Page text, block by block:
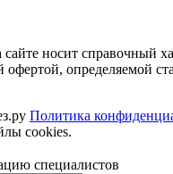
носит справочный
офертой, определяемой
Политика
cookies.
специалистов